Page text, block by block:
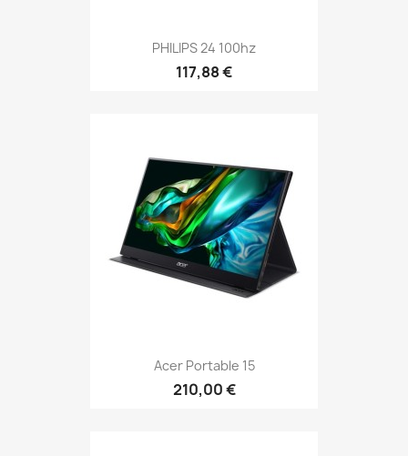
PHILIPS 24 100hz
117,88 €
Acer Portable 15
210,00 €